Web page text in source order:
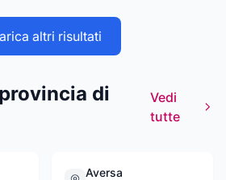
altri risultati
di
Vedi
tutte
Aversa